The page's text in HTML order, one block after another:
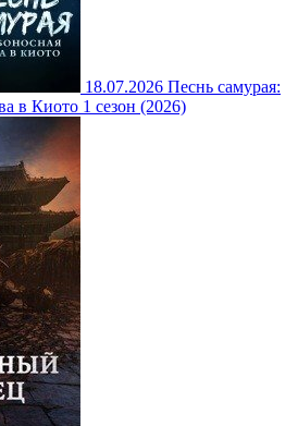
18.07.2026 Песнь самурая:
в Киото 1 сезон (2026)